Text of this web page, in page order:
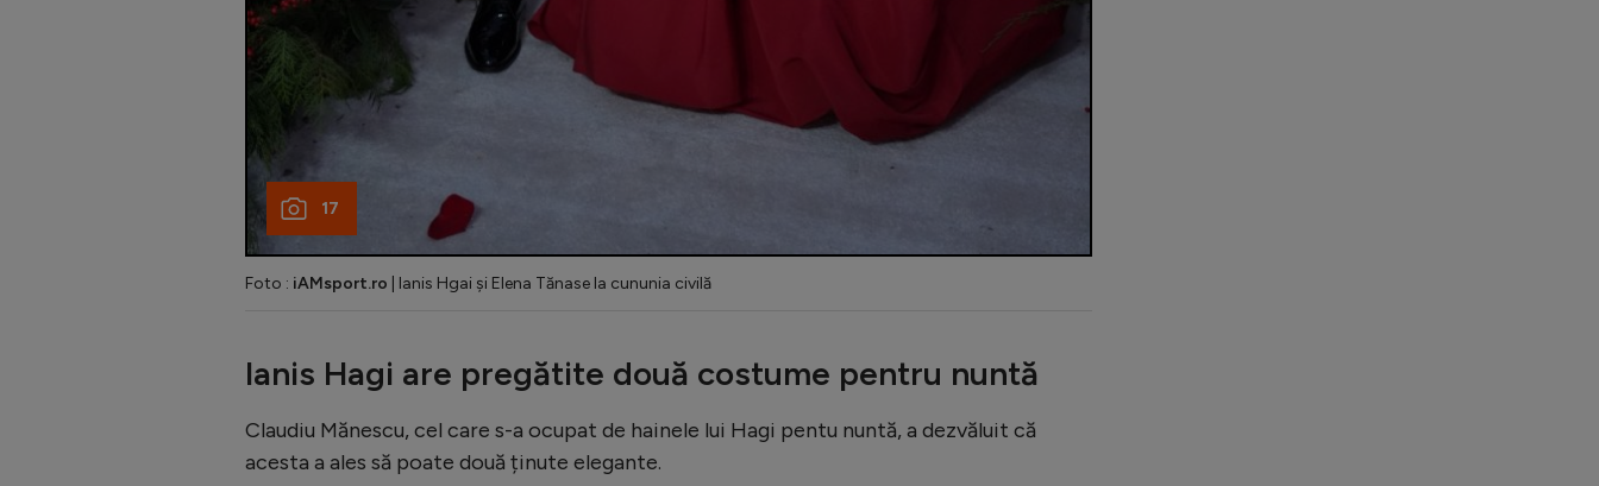
17
Foto : iAMsport.ro | Ianis Hgai și Elena Tănase la cununia civilă
Ianis Hagi are pregătite două costume pentru nuntă
Claudiu Mănescu, cel care s-a ocupat de hainele lui Hagi pentu nuntă, a dezvăluit că
acesta a ales să poate două ținute elegante.